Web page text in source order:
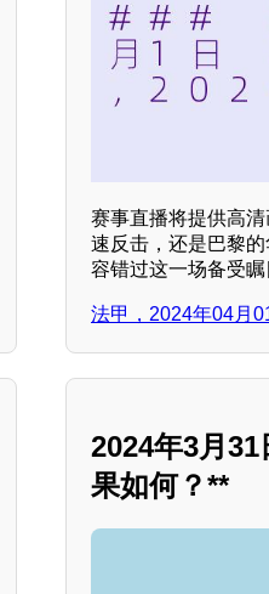
赛事直播将提供高
速反击，还是巴黎
容错过这一场备受瞩
法甲，2024年04月
2024年3月
果如何？**